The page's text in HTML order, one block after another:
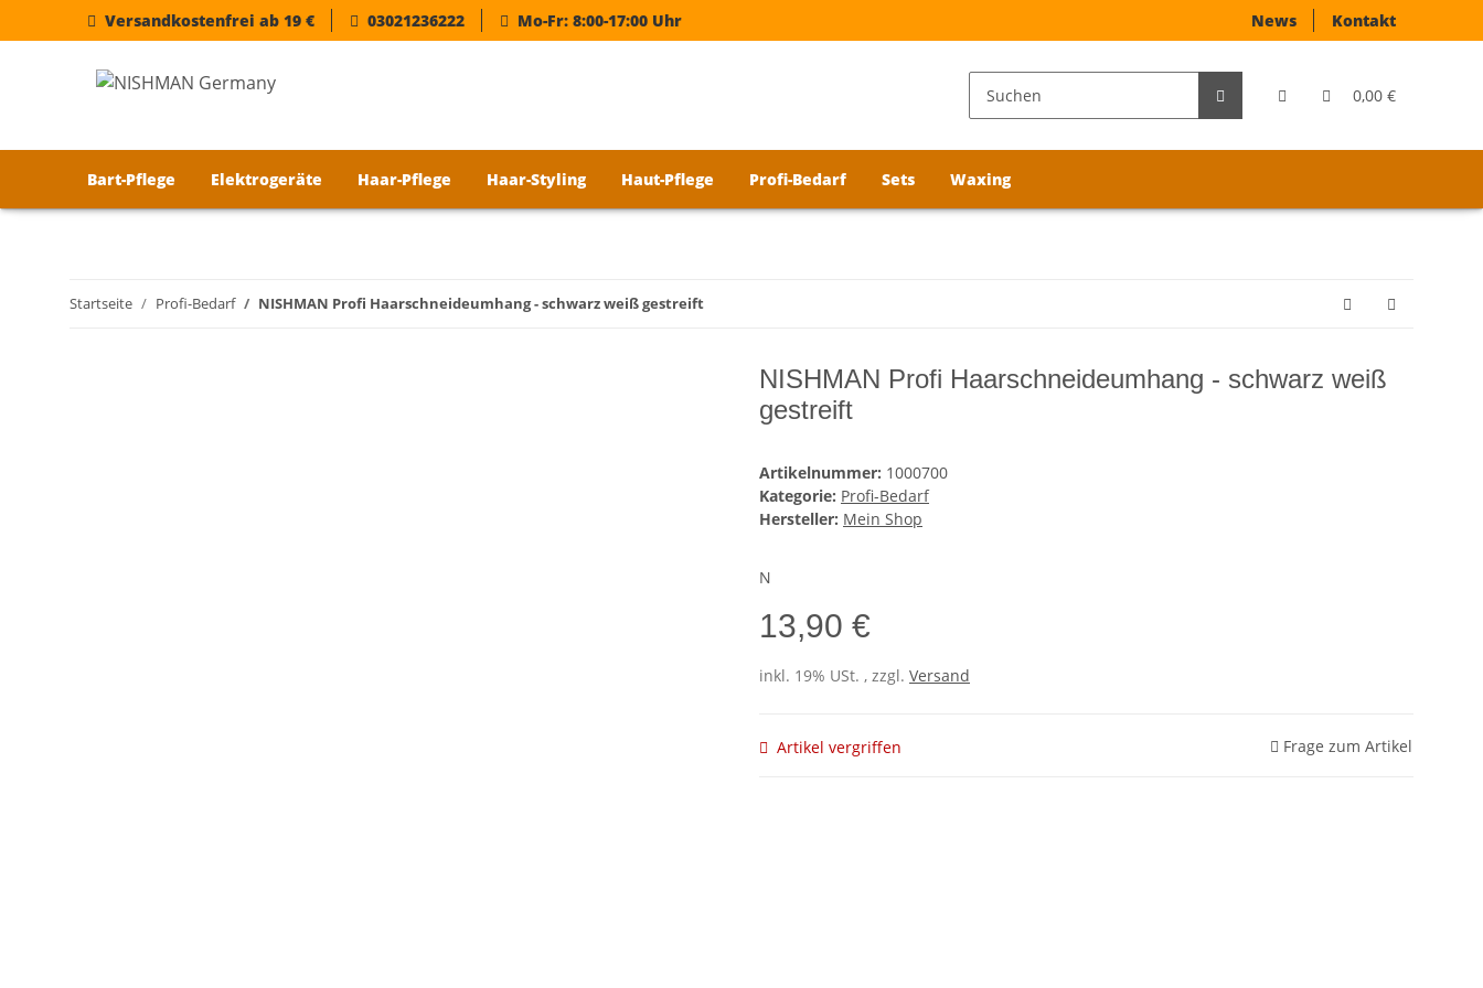
Versandkostenfrei ab 19 € 03021236222 Mo-Fr: 8:00-17:00 Uhr News Kontakt
0,00 €
Bart-Pflege Elektrogeräte Haar-Pflege Haar-Styling Haut-Pflege Profi-Bedarf Sets Waxing
Startseite Profi-Bedarf NISHMAN Profi Haarschneideumhang - schwarz weiß gestreift
NISHMAN Profi Haarschneideumhang - schwarz weiß
gestreift
Artikelnummer: 1000700
Kategorie: Profi-Bedarf
Hersteller: Mein Shop
N
13,90 €
inkl. 19% USt. , zzgl. Versand
Artikel vergriffen Frage zum Artikel